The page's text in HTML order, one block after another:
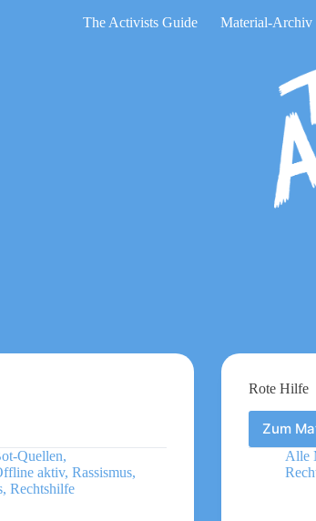
The Activists Guide Material-Archiv
Quellen,
aktiv, Rassismus,
, Rechtshilfe
Rote Hilfe
Zum
Alle